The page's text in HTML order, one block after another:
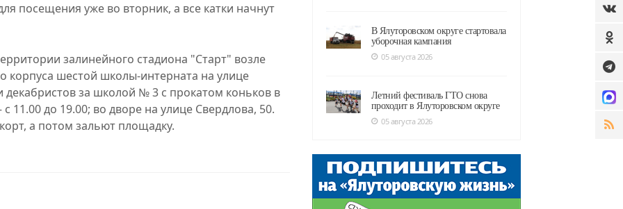
посещения уже во вторник, а все катки начнут
залинейного стадиона "Старт" возле
корпуса шестой школы-интерната на улице
за школой № 3 с прокатом коньков в
11.00 до 19.00; во дворе на улице Свердлова, 50.
а потом зальют площадку.
В Ялуторовском округе стартовала
уборочная кампания
05 августа 2026
Летний фестиваль ГТО снова
проходит в Ялуторовском округе
05 августа 2026